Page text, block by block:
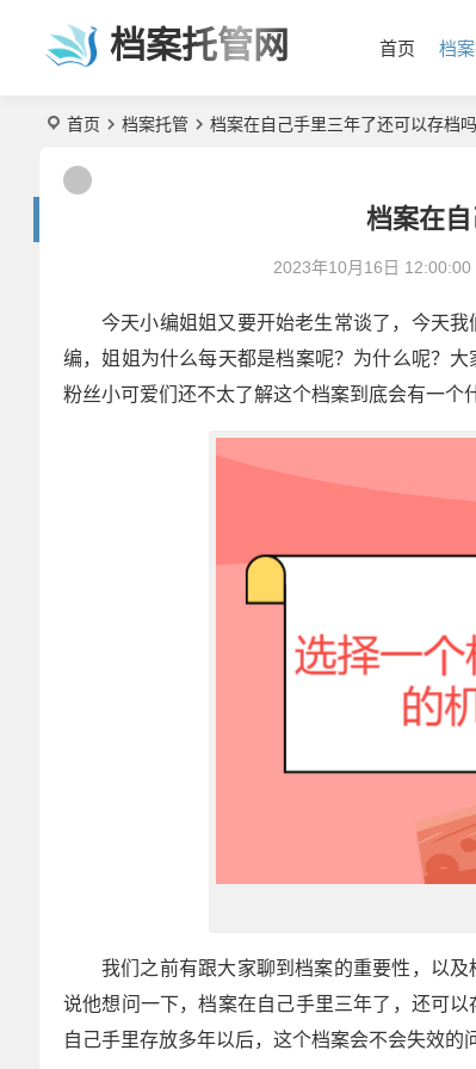
档案托管网 首页 档
首页 档案托管 档案在自己手里三年了还可以存档吗
档案在
2023年10月16日 12:00:00
今天小编姐姐又要开始老生常谈了，今天
编，姐姐为什么每天都是档案呢？为什么呢？
粉丝小可爱们还不太了解这个档案到底会有一个
我们之前有跟大家聊到档案的重要性，以
说他想问一下，档案在自己手里三年了，还可
自己手里存放多年以后，这个档案会不会失效的